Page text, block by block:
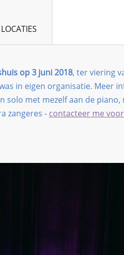
op 3 juni 2018, ter viering
in eigen organisatie. Meer
solo met mezelf aan de
zangeres - contacteer me